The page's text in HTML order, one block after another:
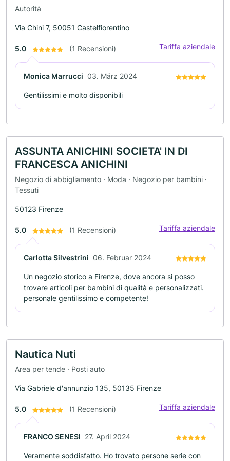
Autorità
Via Chini 7, 50051 Castelfiorentino
5.0 (1 Recensioni) Tariffa aziendale
Monica Marrucci 03. März 2024
Gentilissimi e molto disponibili
ASSUNTA ANICHINI SOCIETA' IN DI
FRANCESCA ANICHINI
Negozio di abbigliamento · Moda · Negozio per bambini ·
Tessuti
50123 Firenze
5.0 (1 Recensioni) Tariffa aziendale
Carlotta Silvestrini 06. Februar 2024
Un negozio storico a Firenze, dove ancora si posso
trovare articoli per bambini di qualità e personalizzati.
personale gentilissimo e competente!
Nautica Nuti
Area per tende · Posti auto
Via Gabriele d'annunzio 135, 50135 Firenze
5.0 (1 Recensioni) Tariffa aziendale
FRANCO SENESI 27. April 2024
Veramente soddisfatto. Ho trovato persone serie con